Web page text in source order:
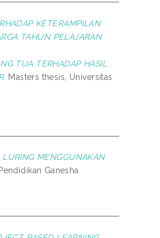
KETERAMPILAN
TAHUN PELAJARAN
TUA TERHADAP HASIL
Masters thesis, Universitas
LURING MENGGUNAKAN
Ganesha.